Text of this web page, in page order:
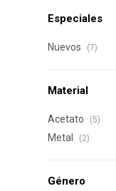
Especiales
Nuevos (7)
Material
Acetato (5)
Metal (2)
Género